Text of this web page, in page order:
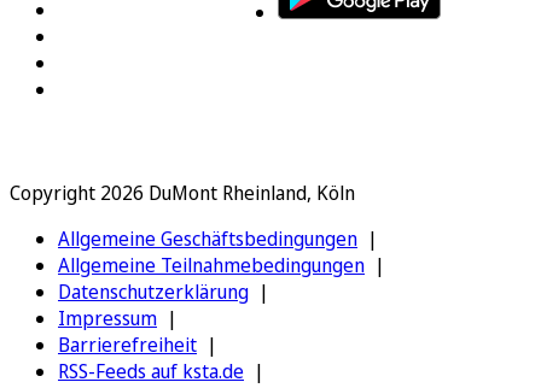
Copyright 2026 DuMont Rheinland, Köln
Allgemeine Geschäftsbedingungen
Allgemeine Teilnahmebedingungen
Datenschutzerklärung
Impressum
Barrierefreiheit
RSS-Feeds auf ksta.de